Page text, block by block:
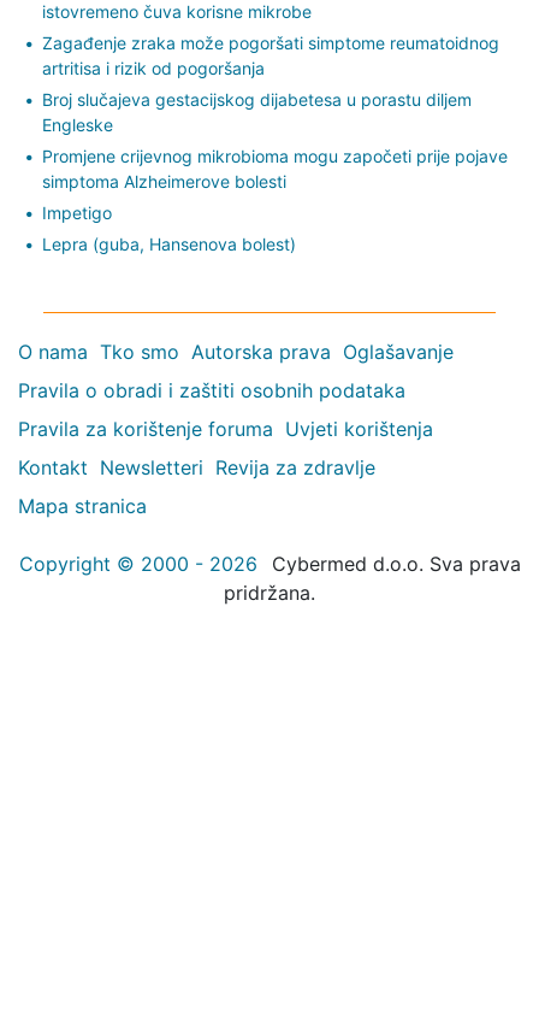
istovremeno čuva korisne mikrobe
Zagađenje zraka može pogoršati simptome reumatoidnog
artritisa i rizik od pogoršanja
Broj slučajeva gestacijskog dijabetesa u porastu diljem
Engleske
Promjene crijevnog mikrobioma mogu započeti prije pojave
simptoma Alzheimerove bolesti
Impetigo
Lepra (guba, Hansenova bolest)
O nama Tko smo Autorska prava Oglašavanje
Pravila o obradi i zaštiti osobnih podataka
Pravila za korištenje foruma Uvjeti korištenja
Kontakt Newsletteri Revija za zdravlje
Mapa stranica
Copyright © 2000 - 2026
Cybermed d.o.o. Sva prava
pridržana.